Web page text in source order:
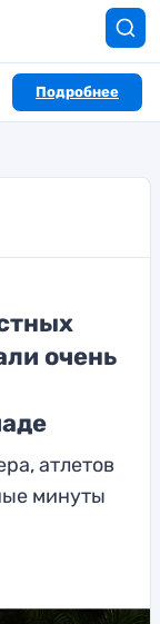
Подробнее
очень
атлетов
минуты